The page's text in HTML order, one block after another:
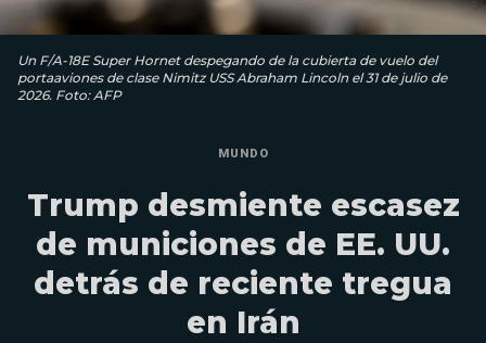
Un F/A-18E Super Hornet despegando de la cubierta de vuelo del
portaaviones de clase Nimitz USS Abraham Lincoln el 31 de julio de
2026. Foto: AFP
MUNDO
Trump desmiente escasez
de municiones de EE. UU.
detrás de reciente tregua
en Irán